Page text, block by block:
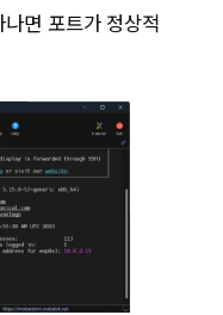
면 포트가 정상적